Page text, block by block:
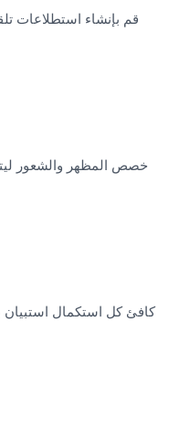
قم بإنشاء استطلاعات
خصص المظهر والشعور
كافئ كل استكمال استبيان